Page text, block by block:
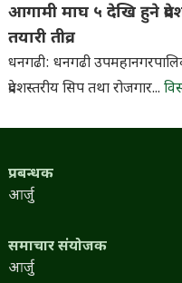
आगामी माघ ५ देखि हुने
तयारी तीव्र
धनगढी: धनगढी
प्रदेशस्तरीय सिप तथा रोजगार...
प्रबन्धक
आर्जु
समाचार संयोजक
आर्जु